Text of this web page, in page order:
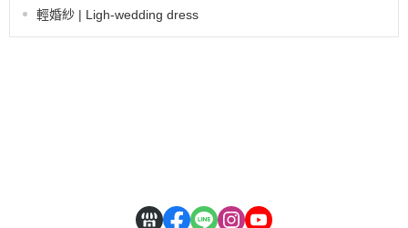
輕婚紗 | Ligh-wedding dress